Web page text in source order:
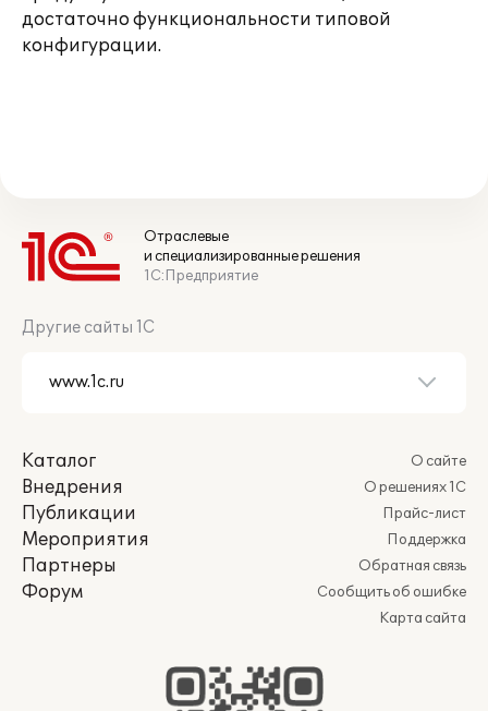
достаточно функциональности типовой
конфигурации.
Отраслевые
и специализированные решения
1С:Предприятие
Другие сайты 1С
Каталог
Внедрения
Публикации
Мероприятия
Партнеры
Форум
О сайте
О решениях 1С
Прайс-лист
Поддержка
Обратная связь
Сообщить об ошибке
Карта сайта